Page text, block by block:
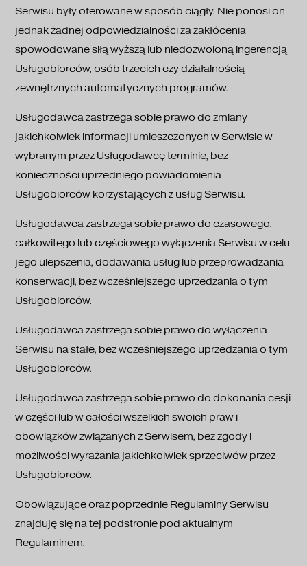
Serwisu były oferowane w sposób ciągły. Nie ponosi on
jednak żadnej odpowiedzialności za zakłócenia
spowodowane siłą wyższą lub niedozwoloną ingerencją
Usługobiorców, osób trzecich czy działalnością
zewnętrznych automatycznych programów.
Usługodawca zastrzega sobie prawo do zmiany
jakichkolwiek informacji umieszczonych w Serwisie w
wybranym przez Usługodawcę terminie, bez
konieczności uprzedniego powiadomienia
Usługobiorców korzystających z usług Serwisu.
Usługodawca zastrzega sobie prawo do czasowego,
całkowitego lub częściowego wyłączenia Serwisu w celu
jego ulepszenia, dodawania usług lub przeprowadzania
konserwacji, bez wcześniejszego uprzedzania o tym
Usługobiorców.
Usługodawca zastrzega sobie prawo do wyłączenia
Serwisu na stałe, bez wcześniejszego uprzedzania o tym
Usługobiorców.
Usługodawca zastrzega sobie prawo do dokonania cesji
w części lub w całości wszelkich swoich praw i
obowiązków związanych z Serwisem, bez zgody i
możliwości wyrażania jakichkolwiek sprzeciwów przez
Usługobiorców.
Obowiązujące oraz poprzednie Regulaminy Serwisu
znajduję się na tej podstronie pod aktualnym
Regulaminem.